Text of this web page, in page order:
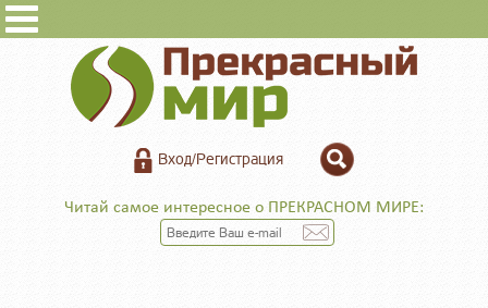
Вход/Регистрация
Читай самое интересное о ПРЕКРАСНОМ МИРЕ: